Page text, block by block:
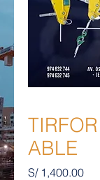
ABLE
S/ 1,400.00